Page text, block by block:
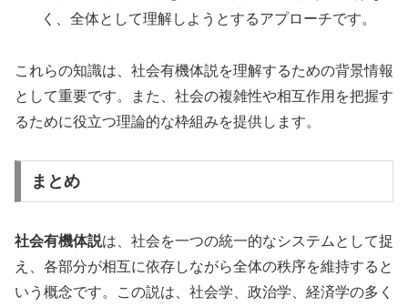
く、全体として理解しようとするアプローチです。
これらの知識は、社会有機体説を理解するための背景情報
として重要です。また、社会の複雑性や相互作用を把握す
るために役立つ理論的な枠組みを提供します。
まとめ
社会有機体説は、社会を一つの統一的なシステムとして捉
え、各部分が相互に依存しながら全体の秩序を維持すると
いう概念です。この説は、社会学、政治学、経済学の多く